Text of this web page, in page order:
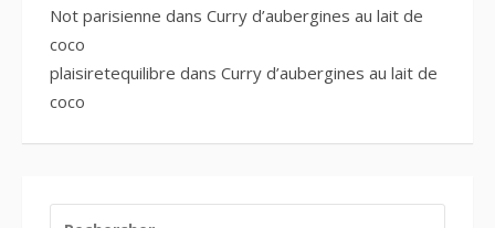
Not parisienne dans Curry d’aubergines au lait de
coco
plaisiretequilibre dans Curry d’aubergines au lait de
coco